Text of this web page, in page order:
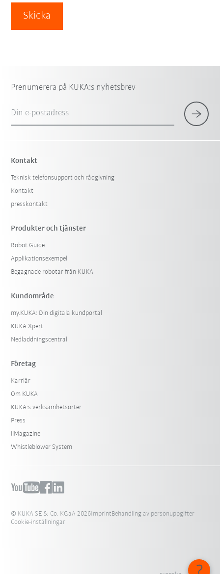
Skicka
Prenumerera på KUKA:s nyhetsbrev
Din e-postadress
Kontakt
Teknisk telefonsupport och rådgivning
Kontakt
presskontakt
Produkter och tjänster
Robot Guide
Applikationsexempel
Begagnade robotar från KUKA
Kundområde
my.KUKA: Din digitala kundportal
KUKA Xpert
Nedladdningscentral
Företag
Karriär
Om KUKA
KUKA:s verksamhetsorter
Press
iiMagazine
Whistleblower System
© KUKA SE & Co. KGaA 2026ImprintBehandling av personuppgifter
Cookie-inställningar